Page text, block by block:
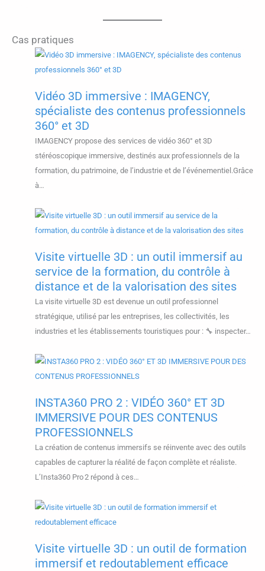
?
l’arme
visites
et
Cas pratiques
Vidéo 3D immersive : IMAGENCY,
spécialiste des contenus professionnels
360° et 3D
IMAGENCY propose des services de vidéo 360° et 3D
stéréoscopique immersive, destinés aux professionnels de la
formation, du patrimoine, de l’industrie et de l’événementiel.Grâce
à…
Visite virtuelle 3D : un outil immersif au
service de la formation, du contrôle à
distance et de la valorisation des sites
La visite virtuelle 3D est devenue un outil professionnel
stratégique, utilisé par les entreprises, les collectivités, les
industries et les établissements touristiques pour : 🔧 inspecter…
INSTA360 PRO 2 : VIDÉO 360° ET 3D
IMMERSIVE POUR DES CONTENUS
PROFESSIONNELS
La création de contenus immersifs se réinvente avec des outils
capables de capturer la réalité de façon complète et réaliste.
L’Insta360 Pro 2 répond à ces…
Visite virtuelle 3D : un outil de formation
immersif et redoutablement efficace